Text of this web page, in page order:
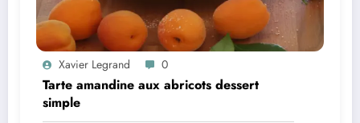
Xavier Legrand 0
Tarte amandine aux abricots dessert
simple